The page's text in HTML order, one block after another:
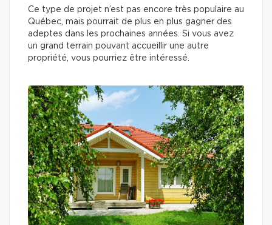
Ce type de projet n’est pas encore très populaire au
Québec, mais pourrait de plus en plus gagner des
adeptes dans les prochaines années. Si vous avez
un grand terrain pouvant accueillir une autre
propriété, vous pourriez être intéressé.